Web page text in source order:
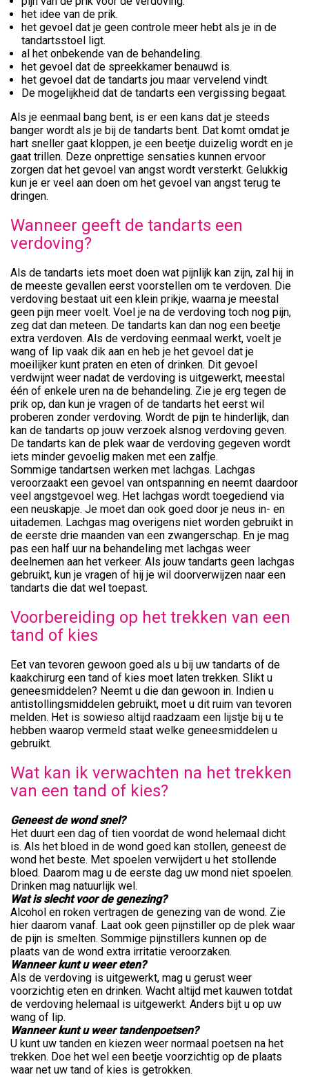
het idee van de prik.
het gevoel dat je geen controle meer hebt als je in de
tandartsstoel ligt.
al het onbekende van de behandeling.
het gevoel dat de spreekkamer benauwd is.
het gevoel dat de tandarts jou maar vervelend vindt.
De mogelijkheid dat de tandarts een vergissing begaat.
Als je eenmaal bang bent, is er een kans dat je steeds
banger wordt als je bij de tandarts bent. Dat komt omdat je
hart sneller gaat kloppen, je een beetje duizelig wordt en je
gaat trillen. Deze onprettige sensaties kunnen ervoor
zorgen dat het gevoel van angst wordt versterkt. Gelukkig
kun je er veel aan doen om het gevoel van angst terug te
dringen.
Wanneer geeft de tandarts een
verdoving?
Als de tandarts iets moet doen wat pijnlijk kan zijn, zal hij in
de meeste gevallen eerst voorstellen om te verdoven. Die
verdoving bestaat uit een klein prikje, waarna je meestal
geen pijn meer voelt. Voel je na de verdoving toch nog pijn,
zeg dat dan meteen. De tandarts kan dan nog een beetje
extra verdoven. Als de verdoving eenmaal werkt, voelt je
wang of lip vaak dik aan en heb je het gevoel dat je
moeilijker kunt praten en eten of drinken. Dit gevoel
verdwijnt weer nadat de verdoving is uitgewerkt, meestal
één of enkele uren na de behandeling. Zie je erg tegen de
prik op, dan kun je vragen of de tandarts het eerst wil
proberen zonder verdoving. Wordt de pijn te hinderlijk, dan
kan de tandarts op jouw verzoek alsnog verdoving geven.
De tandarts kan de plek waar de verdoving gegeven wordt
iets minder gevoelig maken met een zalfje.
Sommige tandartsen werken met lachgas. Lachgas
veroorzaakt een gevoel van ontspanning en neemt daardoor
veel angstgevoel weg. Het lachgas wordt toegediend via
een neuskapje. Je moet dan ook goed door je neus in- en
uitademen. Lachgas mag overigens niet worden gebruikt in
de eerste drie maanden van een zwangerschap. En je mag
pas een half uur na behandeling met lachgas weer
deelnemen aan het verkeer. Als jouw tandarts geen lachgas
gebruikt, kun je vragen of hij je wil doorverwijzen naar een
tandarts die dat wel toepast.
Voorbereiding op het trekken van een
tand of kies
Eet van tevoren gewoon goed als u bij uw tandarts of de
kaakchirurg een tand of kies moet laten trekken. Slikt u
geneesmiddelen? Neemt u die dan gewoon in. Indien u
antistollingsmiddelen gebruikt, moet u dit ruim van tevoren
melden. Het is sowieso altijd raadzaam een lijstje bij u te
hebben waarop vermeld staat welke geneesmiddelen u
gebruikt.
Wat kan ik verwachten na het trekken
van een tand of kies?
Geneest de wond snel?
Het duurt een dag of tien voordat de wond helemaal dicht
is. Als het bloed in de wond goed kan stollen, geneest de
wond het beste. Met spoelen verwijdert u het stollende
bloed. Daarom mag u de eerste dag uw mond niet spoelen.
Drinken mag natuurlijk wel.
Wat is slecht voor de genezing?
Alcohol en roken vertragen de genezing van de wond. Zie
hier daarom vanaf. Laat ook geen pijnstiller op de plek waar
de pijn is smelten. Sommige pijnstillers kunnen op de
plaats van de wond extra irritatie veroorzaken.
Wanneer kunt u weer eten?
Als de verdoving is uitgewerkt, mag u gerust weer
voorzichtig eten en drinken. Wacht altijd met kauwen totdat
de verdoving helemaal is uitgewerkt. Anders bijt u op uw
wang of lip.
Wanneer kunt u weer tandenpoetsen?
U kunt uw tanden en kiezen weer normaal poetsen na het
trekken. Doe het wel een beetje voorzichtig op de plaats
waar net uw tand of kies is getrokken.